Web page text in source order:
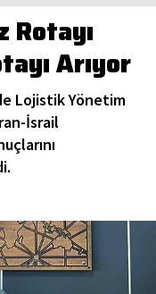
Rotayı
Arıyor
Lojistik Yönetim
İsrail